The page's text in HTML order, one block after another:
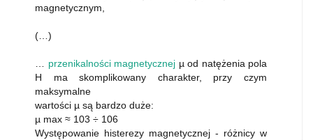
magnetycznym,
(…)
przenikalności magnetycznej µ od natężenia pola
H ma skomplikowany charakter, przy czym
maksymalne
wartości µ są bardzo duże:
µ max ≈ 103 ÷ 106
Występowanie histerezy magnetycznej - różnicy w